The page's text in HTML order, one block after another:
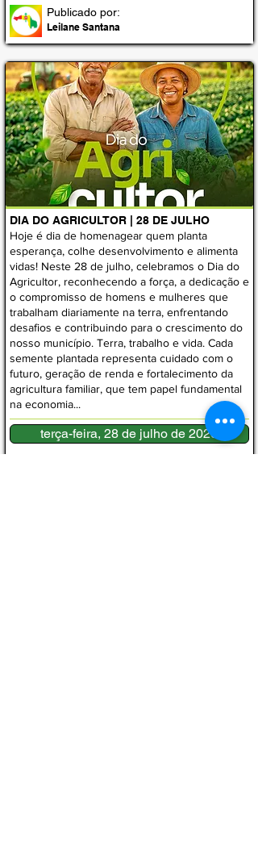
Leilane Santana
Publicado por:
DIA DO AGRICULTOR | 28 DE JULHO
Hoje é dia de homenagear quem planta
esperança, colhe desenvolvimento e alimenta
vidas! Neste 28 de julho, celebramos o Dia do
Agricultor, reconhecendo a força, a dedicação e
o compromisso de homens e mulheres que
trabalham diariamente na terra, enfrentando
desafios e contribuindo para o crescimento do
nosso município. Terra, trabalho e vida. Cada
semente plantada representa cuidado com o
futuro, geração de renda e fortalecimento da
agricultura familiar, que tem papel fundamental
na economia...
terça-feira, 28 de julho de 2026